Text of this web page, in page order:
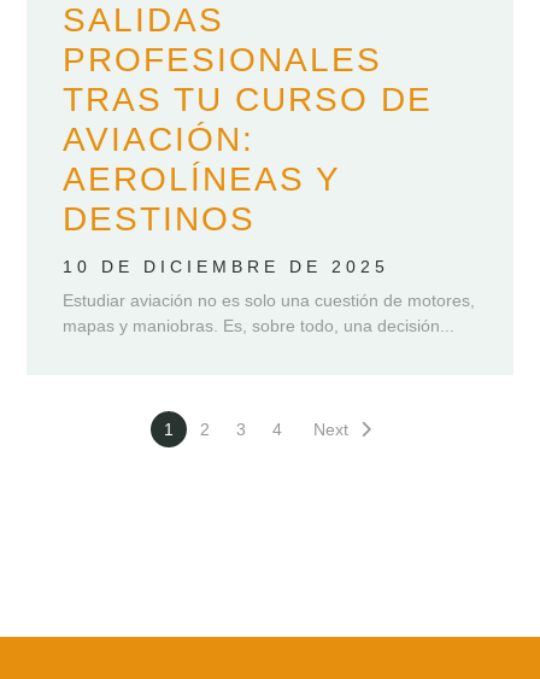
SALIDAS
PROFESIONALES
TRAS TU CURSO DE
AVIACIÓN:
AEROLÍNEAS Y
DESTINOS
10 DE DICIEMBRE DE 2025
Estudiar aviación no es solo una cuestión de motores,
mapas y maniobras. Es, sobre todo, una decisión...
1 2 3 4 Next